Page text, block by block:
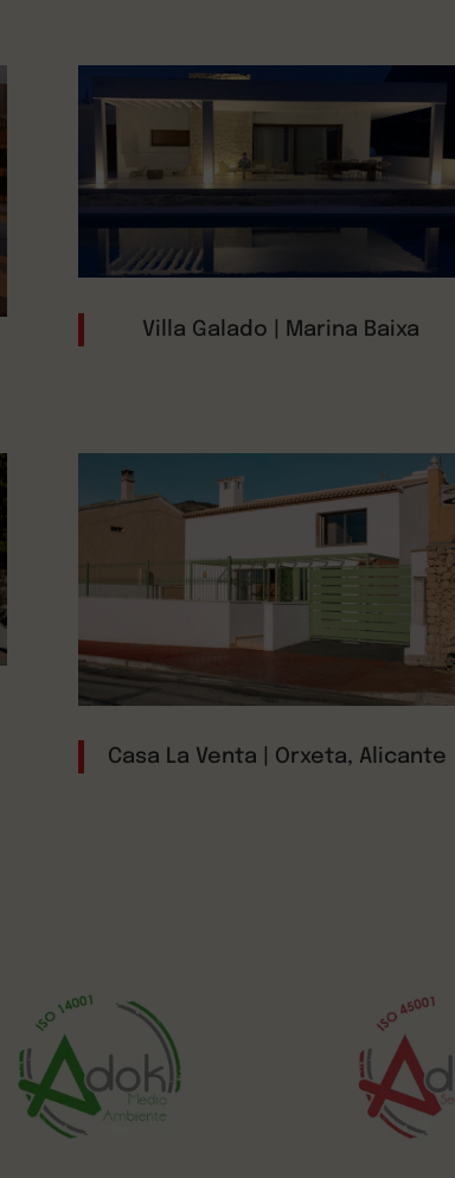
Villa Galado | Marina Baixa
Casa La Venta | Orxeta, Alicante